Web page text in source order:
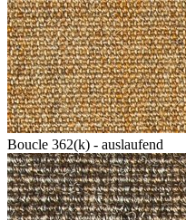
Boucle 362(k) - auslaufend